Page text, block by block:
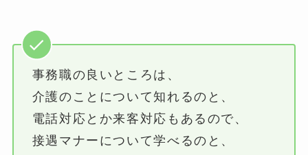
事務職の良いところは、
介護のことについて知れるのと、
電話対応とか来客対応もあるので、
接遇マナーについて学べるのと、